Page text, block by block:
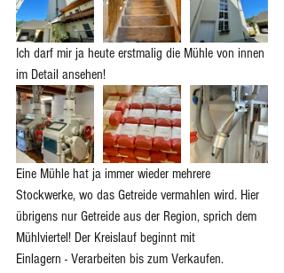
Ich darf mir ja heute erstmalig die Mühle von innen
im Detail ansehen!
Eine Mühle hat ja immer wieder mehrere
Stockwerke, wo das Getreide vermahlen wird. Hier
übrigens nur Getreide aus der Region, sprich dem
Mühlviertel! Der Kreislauf beginnt mit
Einlagern - Verarbeiten bis zum Verkaufen.